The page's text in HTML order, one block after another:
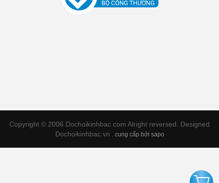
Copyright © 2006 Dochoikinhbac.com Alright reversed. Designed
Dochoikinhbac.vn . cung cấp bởi sapo